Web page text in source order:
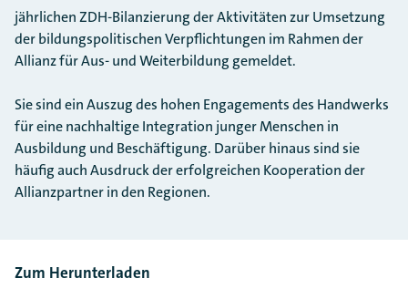
jährlichen ZDH-Bilanzierung der Aktivitäten zur Umsetzung
der bildungspolitischen Verpflichtungen im Rahmen der
Allianz für Aus- und Weiterbildung gemeldet.
Sie sind ein Auszug des hohen Engagements des Handwerks
für eine nachhaltige Integration junger Menschen in
Ausbildung und Beschäftigung. Darüber hinaus sind sie
häufig auch Ausdruck der erfolgreichen Kooperation der
Allianzpartner in den Regionen.
Zum Herunterladen